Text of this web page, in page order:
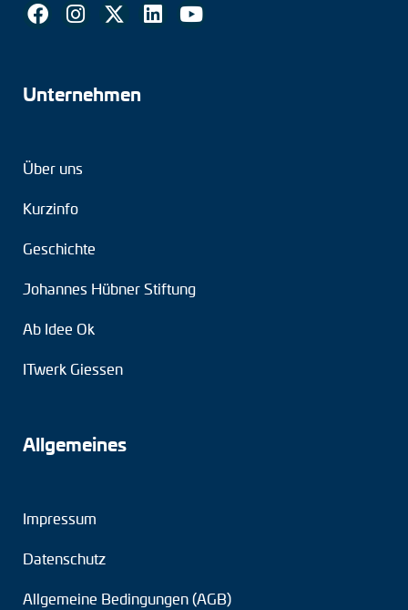
Unternehmen
Über uns
Kurzinfo
Geschichte
Johannes Hübner Stiftung
Ab Idee Ok
ITwerk Giessen
Allgemeines
Impressum
Datenschutz
Allgemeine Bedingungen (AGB)